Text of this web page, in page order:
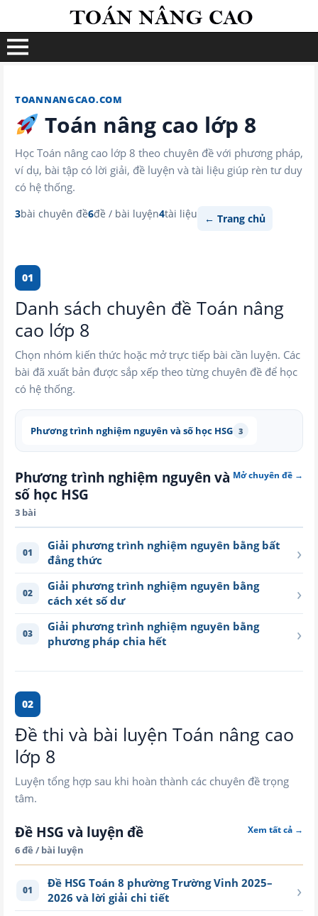
TOANNANGCAO.COM
Toán nâng cao lớp 8
Học Toán nâng cao lớp 8 theo chuyên đề với phương pháp,
ví dụ, bài tập có lời giải, đề luyện và tài liệu giúp rèn tư duy
có hệ thống.
3bài chuyên đề6đề / bài luyện4tài liệu ← Trang chủ
01
Danh sách chuyên đề Toán nâng
cao lớp 8
Chọn nhóm kiến thức hoặc mở trực tiếp bài cần luyện. Các
bài đã xuất bản được sắp xếp theo từng chuyên đề để học
có hệ thống.
Phương trình nghiệm nguyên và số học HSG 3
Phương trình nghiệm nguyên và
số học HSG
3 bài
Mở chuyên đề →
01
Giải phương trình nghiệm nguyên bằng bất
đẳng thức
›
02
Giải phương trình nghiệm nguyên bằng
cách xét số dư
›
03
Giải phương trình nghiệm nguyên bằng
phương pháp chia hết
›
02
Đề thi và bài luyện Toán nâng cao
lớp 8
Luyện tổng hợp sau khi hoàn thành các chuyên đề trọng
tâm.
Đề HSG và luyện đề
6 đề / bài luyện
Xem tất cả →
01
Đề HSG Toán 8 phường Trường Vinh 2025–
2026 và lời giải chi tiết
›